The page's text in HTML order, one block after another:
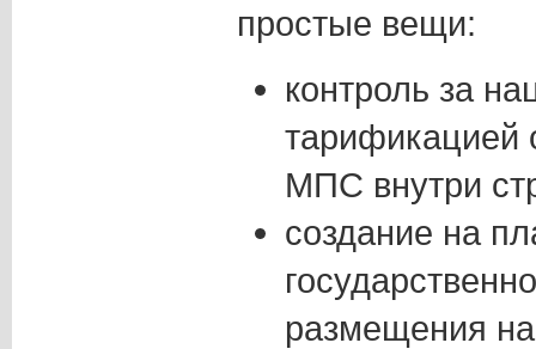
простые вещи:
контроль за
тарификацией
МПС внутри
создание на
размещения